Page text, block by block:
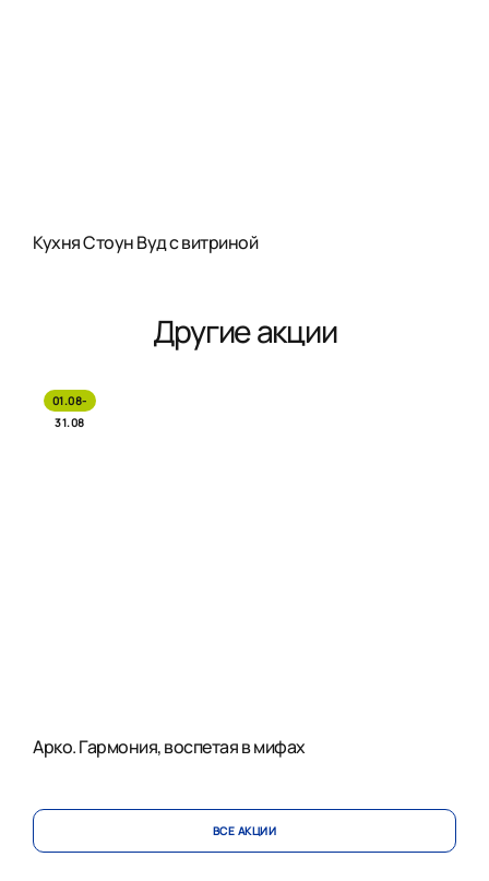
Кухня Стоун Вуд с витриной
Другие акции
01.08-
31.08
Арко. Гармония, воспетая в мифах
ВСЕ АКЦИИ